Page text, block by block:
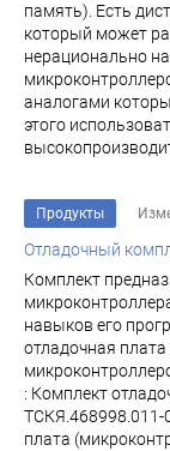
память). Есть
который может
нерационально
аналогами
этого
Продукты
Отладочный
Комплект
навыков его
отладочная
: Комплект
ТСКЯ.468998.011-
плата